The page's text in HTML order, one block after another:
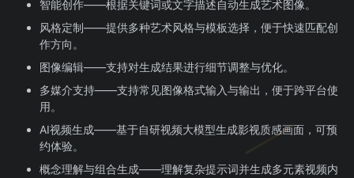
智能创作——根据关键词或文字描述自动生成艺术图像。
风格定制——提供多种艺术风格与模板选择，便于快速匹配创
作方向。
图像编辑——支持对生成结果进行细节调整与优化。
多媒介支持——支持常见图像格式输入与输出，便于跨平台使
用。
AI视频生成——基于自研视频大模型生成影视质感画面，可预
约体验。
概念理解与组合生成——理解复杂提示词并生成多元素视频内